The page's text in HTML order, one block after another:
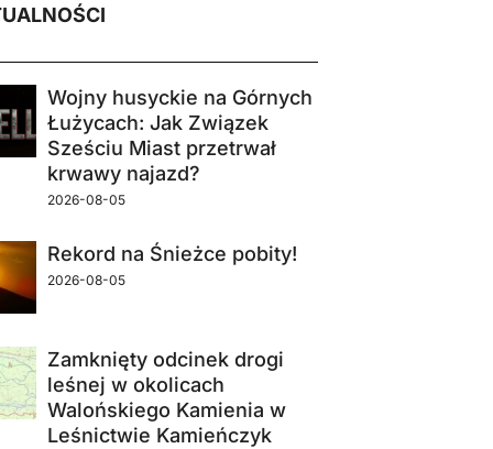
Wojny husyckie na Górnych
Łużycach: Jak Związek
Sześciu Miast przetrwał
krwawy najazd?
2026-08-05
Rekord na Śnieżce pobity!
2026-08-05
Zamknięty odcinek drogi
leśnej w okolicach
Walońskiego Kamienia w
Leśnictwie Kamieńczyk